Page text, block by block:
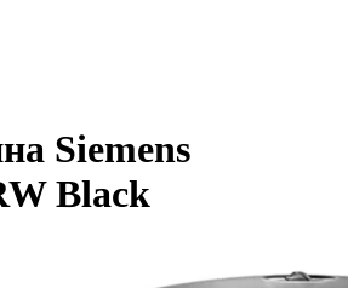
Siemens
Black